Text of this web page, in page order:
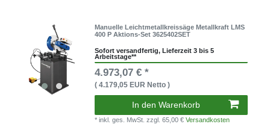
Manuelle Leichtmetallkreissäge Metallkraft LMS
400 P Aktions-Set 3625402SET
Sofort versandfertig, Lieferzeit 3 bis 5
Arbeitstage**
4.973,07 € *
( 4.179,05 EUR Netto )
In den Warenkorb
* inkl. ges. MwSt.zzgl. 65,00 €Versandkosten